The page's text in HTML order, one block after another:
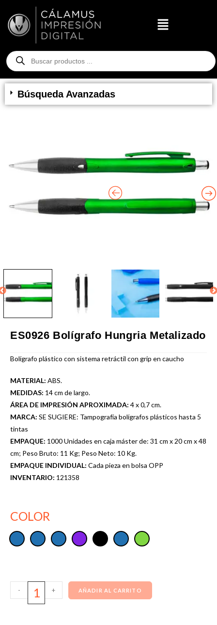
Búsqueda Avanzadas
ES0926 Bolígrafo Hungria Metalizado
Bolígrafo plástico con sistema retráctil con grip en caucho
MATERIAL: ABS.
MEDIDAS: 14 cm de largo.
ÁREA DE IMPRESIÓN APROXIMADA: 4 x 0,7 cm.
MARCA: SE SUGIERE: Tampografía bolígrafos plásticos hasta 5
tintas
EMPAQUE: 1000 Unidades en caja máster de: 31 cm x 20 cm x 48
cm; Peso Bruto: 11 Kg; Peso Neto: 10 Kg.
EMPAQUE INDIVIDUAL: Cada pieza en bolsa OPP
INVENTARIO: 121358
COLOR
- + AÑADIR AL CARRITO